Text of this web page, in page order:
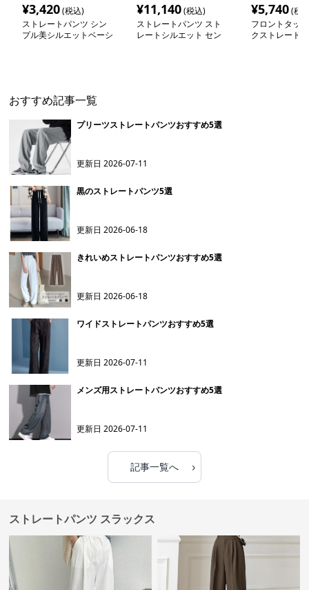
¥3,420(税込)
ストレートパンツ シン
プル美シルエットベーシ
¥11,140(税込)
ストレートパンツ スト
レートシルエット セン
¥5,740(税
フロントタッ
クストレート
おすすめ記事一覧
プリーツストレートパンツおすすめ5選
更新日2026-07-11
黒のストレートパンツ5選
更新日2026-06-18
きれいめストレートパンツおすすめ5選
更新日2026-06-18
ワイドストレートパンツおすすめ5選
更新日2026-07-11
メンズ用ストレートパンツおすすめ5選
更新日2026-07-11
記事一覧へ ›
ストレートパンツ スラックス